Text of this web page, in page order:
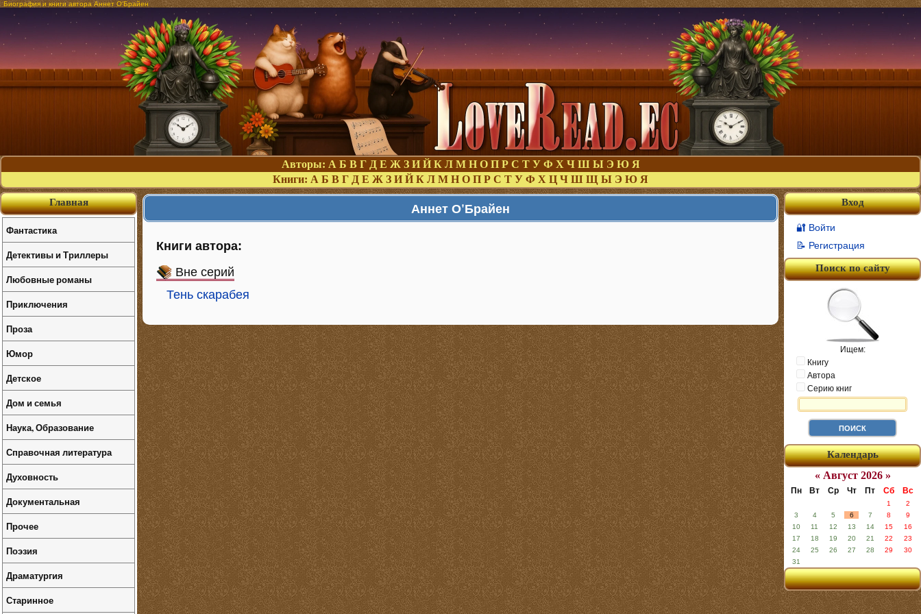
Биография и книги автора Аннет О'Брайен
Авторы: А Б В Г Д Е Ж З И Й К Л М Н О П Р С Т У Ф Х Ч Ш Ы Э Ю Я
Книги: А Б В Г Д Е Ж З И Й К Л М Н О П Р С Т У Ф Х Ц Ч Ш Щ Ы Э Ю Я
Аннет О'Брайен
Книги автора:
Вне серий
Тень скарабея
Вход
🔐 Войти
📝 Регистрация
Поиск по сайту
Ищем:
Книгу
Автора
Серию книг
Календарь
« Август 2026 »
Пн Вт Ср Чт Пт Сб Вс
1
2
3
4 5 6 7 8
9
10
11 12 13 14 15
16
17
18 19 20 21 22
23
24
25 26 27 28 29
30
31
Главная
Фантастика
Детективы и Триллеры
Любовные романы
Приключения
Проза
Юмор
Детское
Дом и семья
Наука, Образование
Справочная литература
Духовность
Документальная
Прочее
Поэзия
Драматургия
Старинное